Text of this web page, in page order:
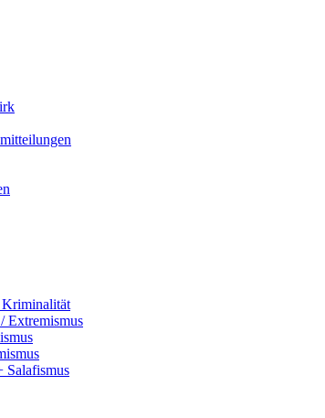
Kriminalität
Extremismus
Salafismus